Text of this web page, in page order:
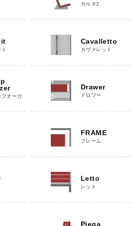
カルタ2
Cavalletto
カヴァレット
プオーガ
Drawer
ドロワー
FRAME
フレーム
Letto
レット
Piega